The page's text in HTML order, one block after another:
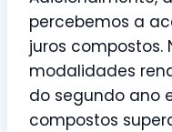
percebemos a
juros compostos.
modalidades
do segundo ano
compostos